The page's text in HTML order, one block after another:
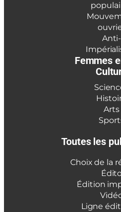
Anti-
Femmes
Arts
Toutes les
Choix de la
Édition
Ligne